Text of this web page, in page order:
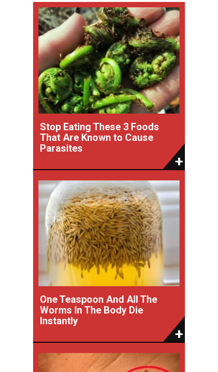
Stop Eating These 3 Foods
That Are Known to Cause
Parasites
One Teaspoon And All The
Worms In The Body Die
Instantly